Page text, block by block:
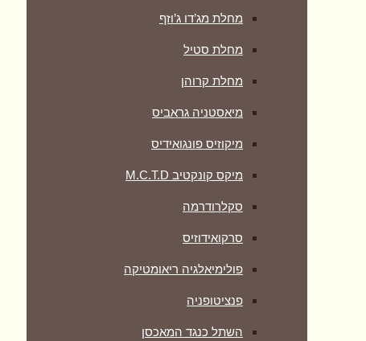
מחלת מג’דו ג’וזף
מחלת סטיל
מחלת קרוהן
מיאסטניה גראביס
מיקוזיס פונגואידיס
מיקס קונקטיב M.C.T.D
סקלרודרמה
סרקואידוזיס
פולימיאלגיה ריאומטיקה
‏פנציטופניה
השתל כנגד המאכסן